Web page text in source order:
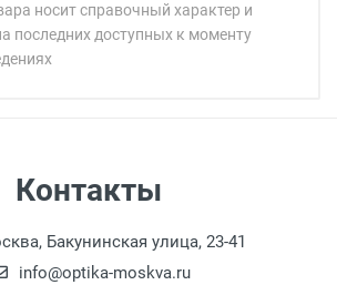
носит справочный характер и
последних доступных к моменту
субботам с 11:00 до 15:00, в
по адресу: г. Москва,
Контакты
Бакунинская улица, 23-41
info@optika-moskva.ru